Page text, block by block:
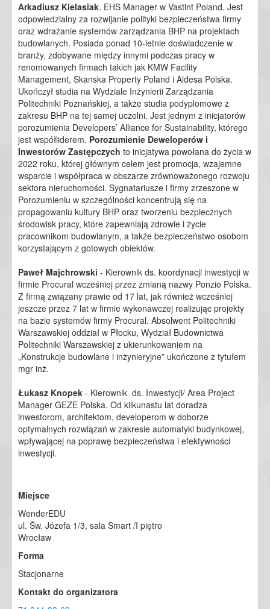
Arkadiusz Kielasiak. EHS Manager w Vastint Poland. Jest
odpowiedzialny za rozwijanie polityki bezpieczeństwa firmy
oraz wdrażanie systemów zarządzania BHP na projektach
budowlanych. Posiada ponad 10-letnie doświadczenie w
branży, zdobywane między innymi podczas pracy w
renomowanych firmach takich jak KMW Facility
Management, Skanska Property Poland i Aldesa Polska.
Ukończył studia na Wydziale Inżynierii Zarządzania
Politechniki Poznańskiej, a także studia podyplomowe z
zakresu BHP na tej samej uczelni. Jest jednym z inicjatorów
porozumienia Developers’ Alliance for Sustainability, którego
jest współliderem. Porozumienie Deweloperów i
Inwestorów Zastępczych to inicjatywa powołana do życia w
2022 roku, której głównym celem jest promocja, wzajemne
wsparcie i współpraca w obszarze zrównoważonego rozwoju
sektora nieruchomości. Sygnatariusze i firmy zrzeszone w
Porozumieniu w szczególności koncentrują się na
propagowaniu kultury BHP oraz tworzeniu bezpiecznych
środowisk pracy, które zapewniają zdrowie i życie
pracownikom budowlanym, a także bezpieczeństwo osobom
korzystającym z gotowych obiektów.
Paweł Majchrowski - Kierownik ds. koordynacji inwestycji w
firmie Procural wcześniej przez zmianą nazwy Ponzio Polska.
Z firmą związany prawie od 17 lat, jak również wcześniej
jeszcze przez 7 lat w firmie wykonawczej realizując projekty
na bazie systemów firmy Procural. Absolwent Politechniki
Warszawskiej oddział w Płocku, Wydział Budownictwa
Politechniki Warszawskiej z ukierunkowaniem na
„Konstrukcje budowlane i inżynieryjne” ukończone z tytułem
mgr inż.
Łukasz Knopek - Kierownik ds. Inwestycji/ Area Project
Manager GEZE Polska. Od kilkunastu lat doradza
inwestorom, architektom, developerom w doborze
optymalnych rozwiązań w zakresie automatyki budynkowej,
wpływającej na poprawę bezpieczeństwa i efektywności
inwestycji.
Miejsce
WenderEDU
ul. Św. Józefa 1/3, sala Smart /I piętro
Wrocław
Forma
Stacjonarne
Kontakt do organizatora